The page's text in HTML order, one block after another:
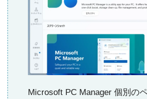
Microsoft PC Manager 個別の